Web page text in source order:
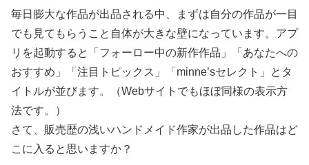
毎日膨大な作品が出品される中、まずは自分の作品が一目
でも見てもらうこと自体が大きな壁になっています。アプ
リを起動すると「フォーロー中の新作作品」「あなたへの
おすすめ」「注目トピックス」「minne’sセレクト」とタ
イトルが並びます。（Webサイトでもほぼ同様の表示方
法です。）
さて、販売歴の浅いハンドメイド作家が出品した作品はど
こに入ると思いますか？